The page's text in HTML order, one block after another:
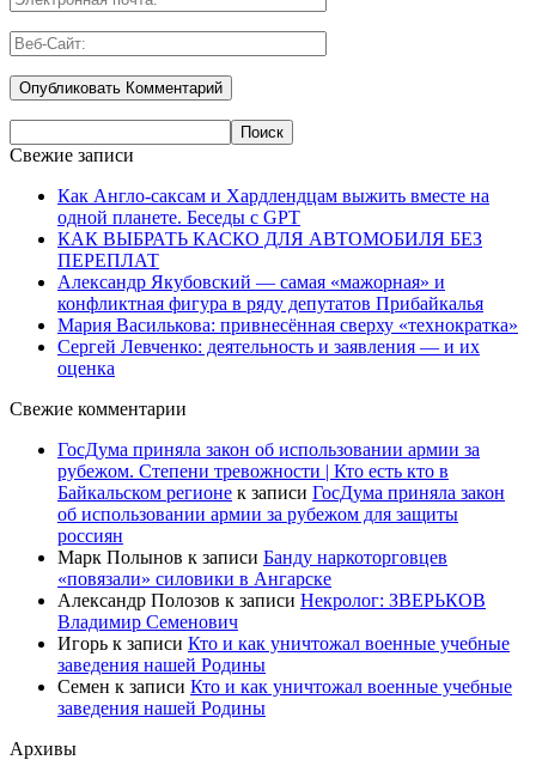
Свежие записи
Как Англо-саксам и Хардлендцам выжить вместе на
одной планете. Беседы с GPT
КАК ВЫБРАТЬ КАСКО ДЛЯ АВТОМОБИЛЯ БЕЗ
ПЕРЕПЛАТ
Александр Якубовский — самая «мажорная» и
конфликтная фигура в ряду депутатов Прибайкалья
Мария Василькова: привнесённая сверху «технократка»
Сергей Левченко: деятельность и заявления — и их
оценка
Свежие комментарии
ГосДума приняла закон об использовании армии за
рубежом. Степени тревожности | Кто есть кто в
Байкальском регионе к записи ГосДума приняла закон
об использовании армии за рубежом для защиты
россиян
Марк Полынов к записи Банду наркоторговцев
«повязали» силовики в Ангарске
Александр Полозов к записи Некролог: ЗВЕРЬКОВ
Владимир Семенович
Игорь к записи Кто и как уничтожал военные учебные
заведения нашей Родины
Семен к записи Кто и как уничтожал военные учебные
заведения нашей Родины
Архивы